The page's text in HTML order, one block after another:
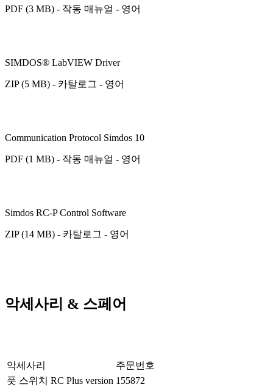
PDF (3 MB) - 작동 매뉴얼 - 영어
SIMDOS® LabVIEW Driver
ZIP (5 MB) - 카탈로그 - 영어
Communication Protocol Simdos 10
PDF (1 MB) - 작동 매뉴얼 - 영어
Simdos RC-P Control Software
ZIP (14 MB) - 카탈로그 - 영어
악세사리 & 스페어
악세사리
주문번호
풋 스위치 RC Plus version 155872